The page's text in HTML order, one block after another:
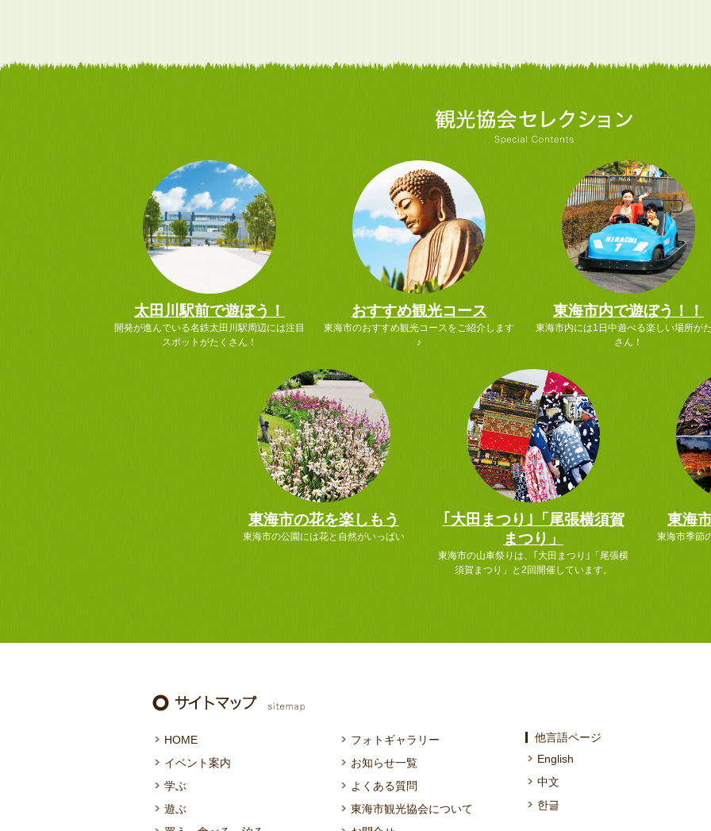
太田川駅前で遊ぼう！
開発が進んでいる名鉄太田川駅周辺には注目
スポットがたくさん！
おすすめ観光コース
東海市のおすすめ観光コースをご紹介します
♪
東海市内で遊ぼう！！
東海市内には1日中遊べる楽しい場所が
さん！
東海市の花を楽しもう
東海市の公園には花と自然がいっぱい
｢大田まつり｣「尾張横須賀
まつり」
東海市の山車祭りは、｢大田まつり｣「尾張横
須賀まつり」と2回開催しています。
東海
東海市季節
HOME
イベント案内
学ぶ
遊ぶ
フォトギャラリー
お知らせ一覧
よくある質問
東海市観光協会について
他言語ページ
English
中文
한글